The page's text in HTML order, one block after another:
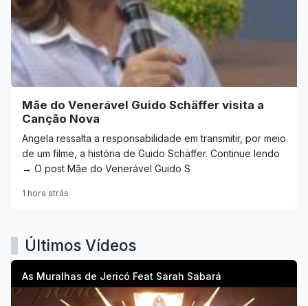
Mãe do Venerável Guido Schäffer visita a
Canção Nova
Angela ressalta a responsabilidade em transmitir, por meio
de um filme, a história de Guido Schäffer. Continue lendo
→ O post Mãe do Venerável Guido S
1 hora atrás
Últimos Vídeos
As Muralhas de Jericó Feat Sarah Sabará